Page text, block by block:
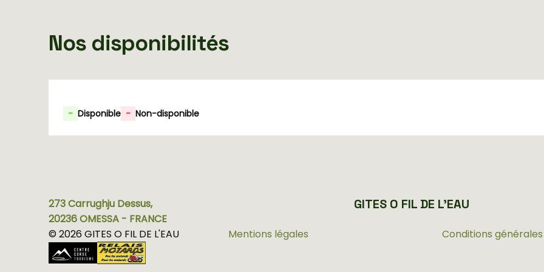
Nos disponibilités
- Disponible - Non-disponible
273 Carrughju Dessus,
20236 OMESSA - FRANCE
GITES O FIL DE L'EAU
© 2026 GITES O FIL DE L'EAU Mentions légales Conditions